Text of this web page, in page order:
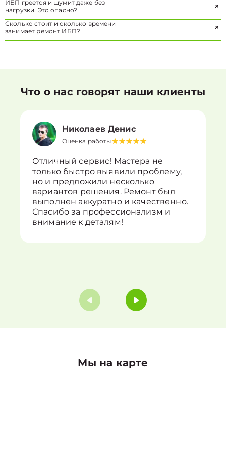
ИБП греется и шумит даже без
нагрузки. Это опасно?
Сколько стоит и сколько времени
занимает ремонт ИБП?
Что о нас говорят наши клиенты
Николаев Денис
Оценка работы
Отличный сервис! Мастера не
только быстро выявили проблему,
но и предложили несколько
вариантов решения. Ремонт был
выполнен аккуратно и качественно.
Спасибо за профессионализм и
внимание к деталям!
Мы на карте